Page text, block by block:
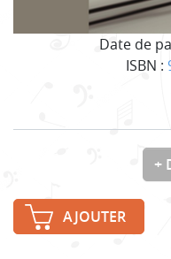
Date de
ISBN :
+
AJOUTER